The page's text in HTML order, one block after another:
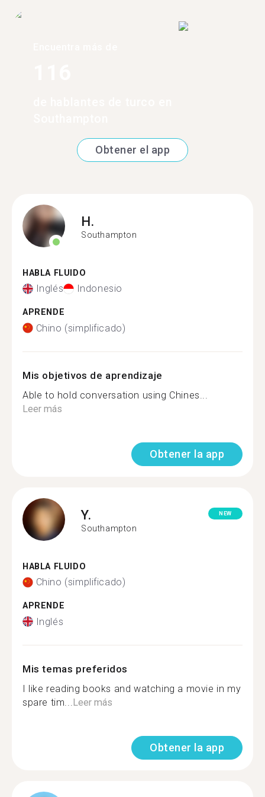
Obtener el app
H.
Southampton
HABLA FLUIDO
Inglés Indonesio
APRENDE
Chino (simplificado)
Mis objetivos de aprendizaje
Able to hold conversation using Chines...
Leer más
Obtener la app
Y.
Southampton
NEW
HABLA FLUIDO
Chino (simplificado)
APRENDE
Inglés
Mis temas preferidos
I like reading books and watching a movie in my
spare tim... Leer más
Obtener la app